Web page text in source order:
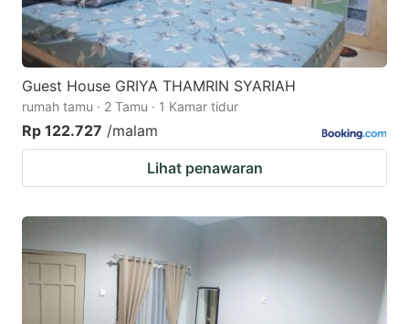
Guest House GRIYA THAMRIN SYARIAH
rumah tamu · 2 Tamu · 1 Kamar tidur
Rp 122.727 /malam
Lihat penawaran